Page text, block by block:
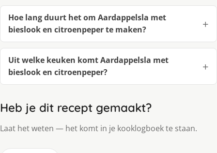
Hoe lang duurt het om Aardappelsla met
bieslook en citroenpeper te maken?
Uit welke keuken komt Aardappelsla met
bieslook en citroenpeper?
Heb je dit recept gemaakt?
Laat het weten — het komt in je kooklogboek te staan.